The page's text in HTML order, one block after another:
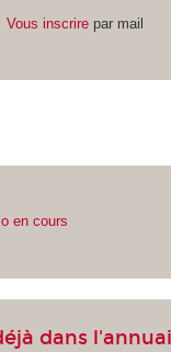
Vous inscrirepar mail
en cours
dans